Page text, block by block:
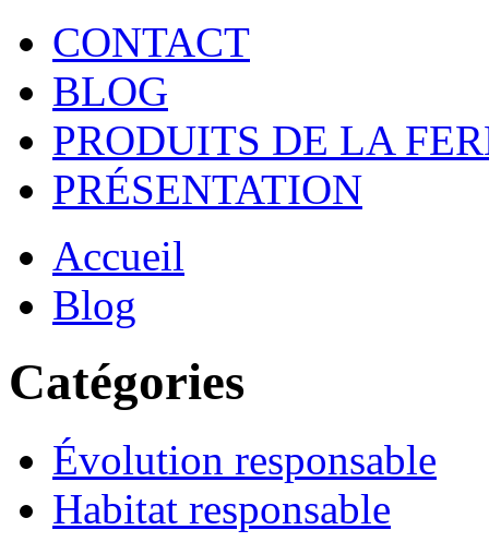
CONTACT
BLOG
PRODUITS DE LA
PRÉSENTATION
Accueil
Blog
Catégories
Évolution responsable
Habitat responsable